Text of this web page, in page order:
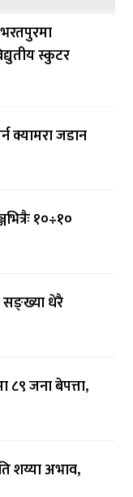
स्कुटर
क्यामरा जडान
१०÷१०
सङ्ख्या धेरै
८९ जना बेपत्ता,
शय्या अभाव,